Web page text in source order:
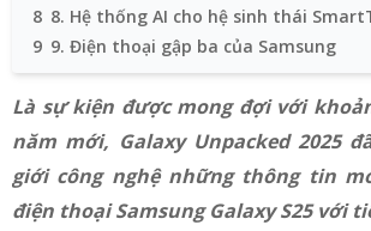
8 8. Hệ thống AI cho hệ sinh thái
9 9. Điện thoại gập ba của Samsung
Là sự kiện được mong đợi với
năm mới, Galaxy Unpacked 2025
giới công nghệ những thông tin
điện thoại Samsung Galaxy S25 với